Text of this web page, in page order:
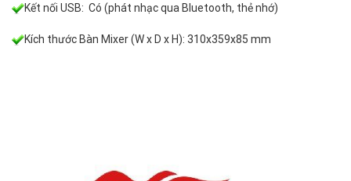
Kết nối USB: Có (phát nhạc qua Bluetooth, thẻ nhớ)
Kích thước Bàn Mixer (W x D x H): 310x359x85 mm